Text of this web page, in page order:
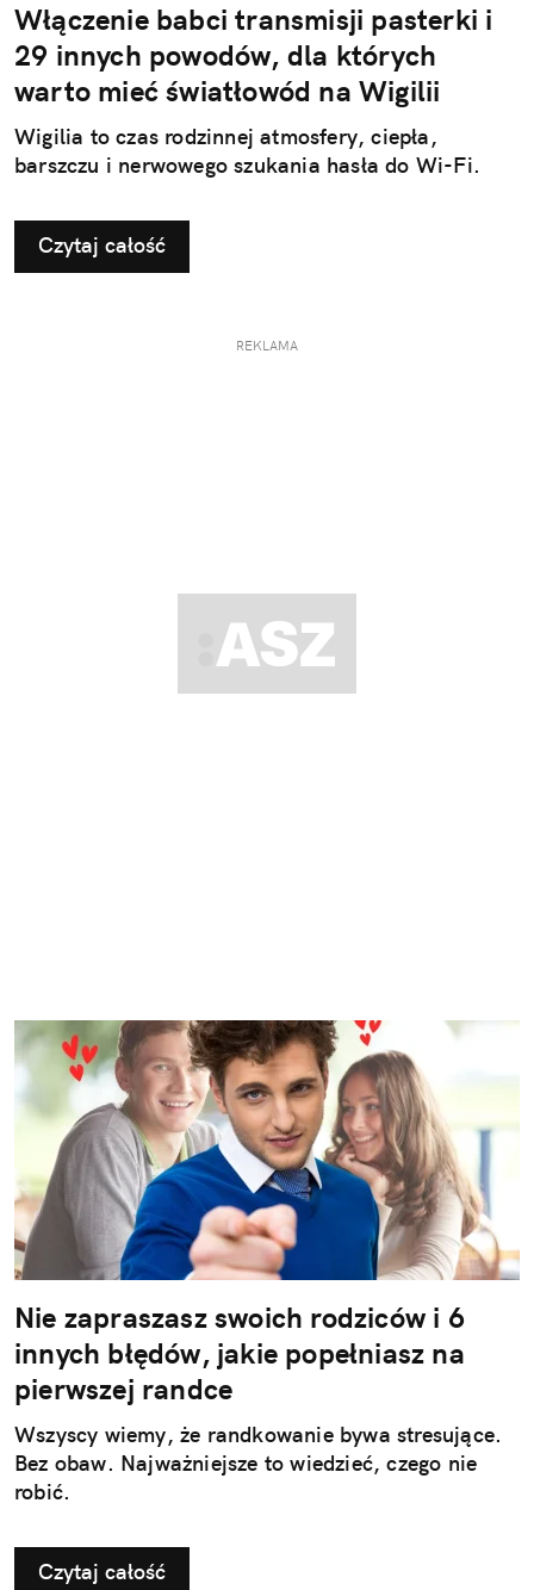
Włączenie babci transmisji pasterki i
29 innych powodów, dla których
warto mieć światłowód na Wigilii
Wigilia to czas rodzinnej atmosfery, ciepła,
barszczu i nerwowego szukania hasła do Wi-Fi.
Czytaj całość
REKLAMA
Nie zapraszasz swoich rodziców i 6
innych błędów, jakie popełniasz na
pierwszej randce
Wszyscy wiemy, że randkowanie bywa stresujące.
Bez obaw. Najważniejsze to wiedzieć, czego nie
robić.
Czytaj całość